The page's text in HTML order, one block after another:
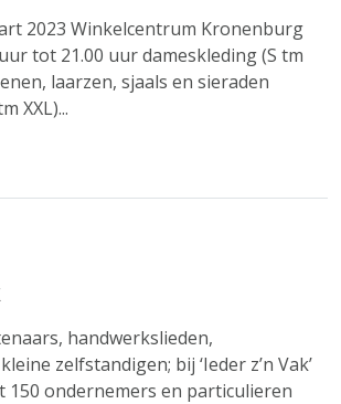
2023 Winkelcentrum Kronenburg
tot 21.00 uur dameskleding (S tm
laarzen, sjaals en sieraden
XXL)...
handwerkslieden,
zelfstandigen; bij ‘Ieder z’n Vak’
150 ondernemers en particulieren